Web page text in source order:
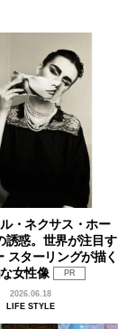
ル・ネクサス・ホー
誘惑。世界が注目す
スターリングが描く
女性像
PR
2026.06.18
LIFE STYLE